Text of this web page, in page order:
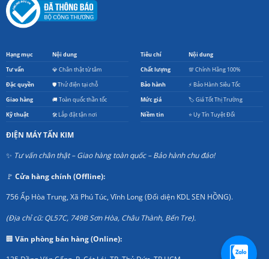
Hạng mục Nội dung
Tư vấn 💎 Chân thật từ tâm
Đặc quyền 🛡️ Thử điện tại chỗ
Giao hàng 🚚 Toàn quốc thần tốc
Kỹ thuật 🛠️ Lắp đặt tận nơi
Tiêu chí Nội dung
Chất lượng 💯 Chính Hãng 100%
Bảo hành ⚡ Bảo Hành Siêu Tốc
Mức giá 🏷️ Giá Tốt Thị Trường
Niềm tin ⭐ Uy Tín Tuyệt Đối
ĐIỆN MÁY TẤN KIM
✨ Tư vấn chân thật – Giao hàng toàn quốc – Bảo hành chu đáo!
🚩 Cửa hàng chính (Offline):
756 Ấp Hòa Trung, Xã Phú Túc, Vĩnh Long (Đối diện KDL SEN HỒNG).
(Địa chỉ cũ: QL57C, 749B Sơn Hòa, Châu Thành, Bến Tre).
🏢 Văn phòng bán hàng (Online):